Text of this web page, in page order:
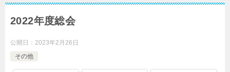
2022年度総会
公開日： 2023年2月26日
その他